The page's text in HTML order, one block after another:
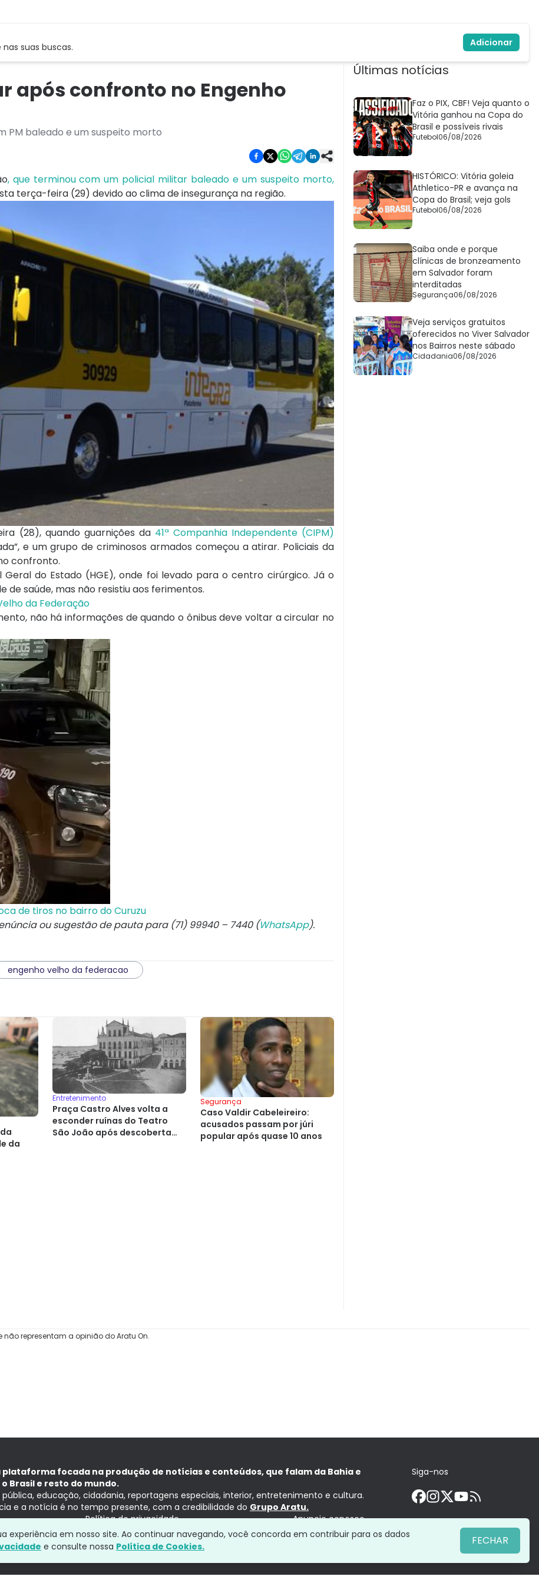
suas buscas. Adicionar
após confronto no Engenho
PM baleado e um suspeito morto
, que terminou com um policial militar baleado e um suspeito morto,
terça-feira (29) devido ao clima de insegurança na região.
(28), quando guarnições da 41ª Companhia Independente (CIPM)
e um grupo de criminosos armados começou a atirar. Policiais da
confronto.
do Estado (HGE), onde foi levado para o centro cirúrgico. Já o
saúde, mas não resistiu aos ferimentos.
da Federação
não há informações de quando o ônibus deve voltar a circular no
de tiros no bairro do Curuzu
ou sugestão de pauta para (71) 99940 – 7440 (WhatsApp).
engenho velho da federacao
da
Entretenimento
Praça Castro Alves volta a
esconder ruínas do Teatro
São João após descoberta
Segurança
Caso Valdir Cabeleireiro:
acusados passam por júri
popular após quase 10 anos
Últimas notícias
Faz o PIX, CBF! Veja quanto o
Vitória ganhou na Copa do
Brasil e possíveis rivais
Futebol06/08/2026
HISTÓRICO: Vitória goleia
Athletico-PR e avança na
Copa do Brasil; veja gols
Futebol06/08/2026
Saiba onde e porque
clínicas de bronzeamento
em Salvador foram
interditadas
Segurança06/08/2026
Veja serviços gratuitos
oferecidos no Viver Salvador
nos Bairros neste sábado
Cidadania06/08/2026
representam a opinião do Aratu On.
plataforma focada na produção de notícias e conteúdos, que falam da Bahia e
Brasil e resto do mundo.
educação, cidadania, reportagens especiais, interior, entretenimento e cultura.
e a notícia é no tempo presente, com a credibilidade do Grupo Aratu.
Política de privacidade Anuncie conosco
Siga-nos
experiência em nosso site. Ao continuar navegando, você concorda em contribuir para os dados
e consulte nossa Política de Cookies. FECHAR